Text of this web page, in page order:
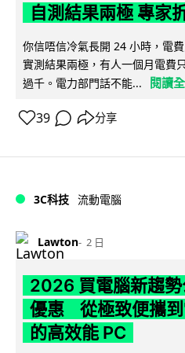
自測結果兩極 專家
你信唔信冷氣長開 24 小時，電
實測結果兩極，有人一個月電費
過千。電力部門話不能...
閱讀
39 分享
3C科技 流動電腦
Lawton 2 日
2026 買電腦新趨
優惠 從極致便攜到
的高效能 PC